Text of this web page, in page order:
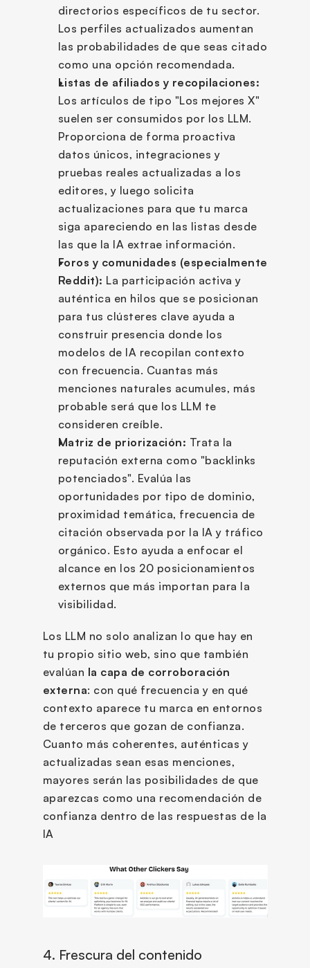
directorios específicos de tu sector.
Los perfiles actualizados aumentan
las probabilidades de que seas citado
como una opción recomendada.
Listas de afiliados y recopilaciones:
Los artículos de tipo "Los mejores X"
suelen ser consumidos por los LLM.
Proporciona de forma proactiva
datos únicos, integraciones y
pruebas reales actualizadas a los
editores, y luego solicita
actualizaciones para que tu marca
siga apareciendo en las listas desde
las que la IA extrae información.
Foros y comunidades (especialmente
Reddit): La participación activa y
auténtica en hilos que se posicionan
para tus clústeres clave ayuda a
construir presencia donde los
modelos de IA recopilan contexto
con frecuencia. Cuantas más
menciones naturales acumules, más
probable será que los LLM te
consideren creíble.
Matriz de priorización: Trata la
reputación externa como "backlinks
potenciados". Evalúa las
oportunidades por tipo de dominio,
proximidad temática, frecuencia de
citación observada por la IA y tráfico
orgánico. Esto ayuda a enfocar el
alcance en los 20 posicionamientos
externos que más importan para la
visibilidad.
Los LLM no solo analizan lo que hay en
tu propio sitio web, sino que también
evalúan la capa de corroboración
externa: con qué frecuencia y en qué
contexto aparece tu marca en entornos
de terceros que gozan de confianza.
Cuanto más coherentes, auténticas y
actualizadas sean esas menciones,
mayores serán las posibilidades de que
aparezcas como una recomendación de
confianza dentro de las respuestas de la
IA
4. Frescura del contenido